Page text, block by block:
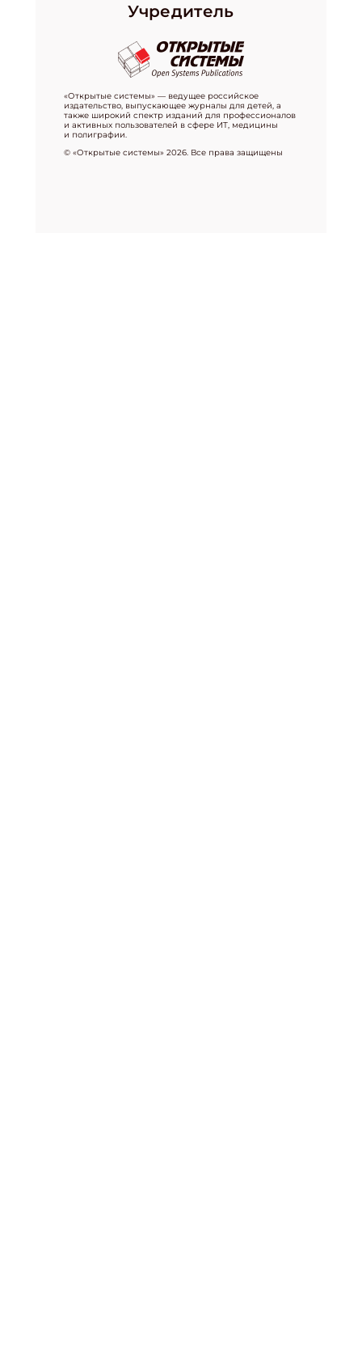
Учредитель
«Открытые системы» — ведущее российское
издательство, выпускающее журналы для детей, а
также широкий спектр изданий для профессионалов
и активных пользователей в сфере ИТ, медицины
и полиграфии.
© «Открытые системы» 2026. Все права защищены